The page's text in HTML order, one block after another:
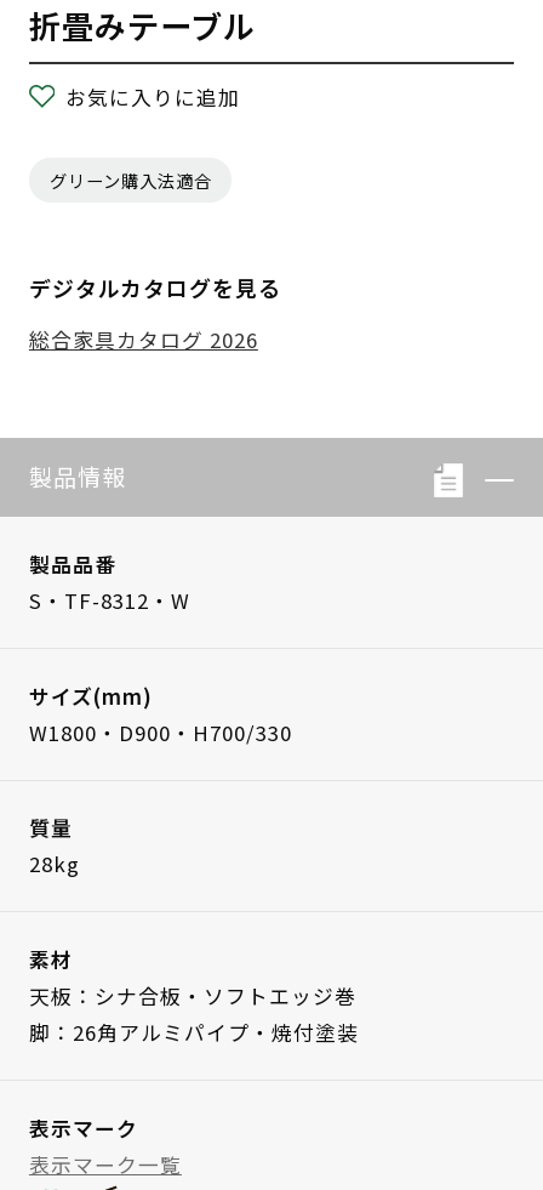
折畳みテーブル
お気に入りに追加
グリーン購入法適合
デジタルカタログを見る
総合家具カタログ 2026
製品情報
製品品番
S・TF-8312・W
サイズ(mm)
W1800・D900・H700/330
質量
28kg
素材
天板：シナ合板・ソフトエッジ巻
脚：26角アルミパイプ・焼付塗装
表示マーク
表示マーク一覧